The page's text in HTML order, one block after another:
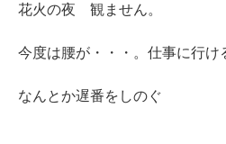
花火の夜 観ません。
今度は腰が・・・。仕事に行け
なんとか遅番をしのぐ